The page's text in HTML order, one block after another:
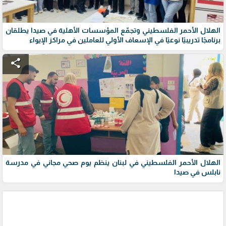
الهلال الأحمر الفلسطيني وتجمّع المؤسسات الأهلية في صيدا يطلقان
برنامجًا تدريبيًا نوعيًا في الإسعاف الأولي للعاملين في مراكز الإيواء
share
الهلال الأحمر الفلسطيني في لبنان ينظم يوم صحي مجاني في مدرسة
نابلس في صيدا